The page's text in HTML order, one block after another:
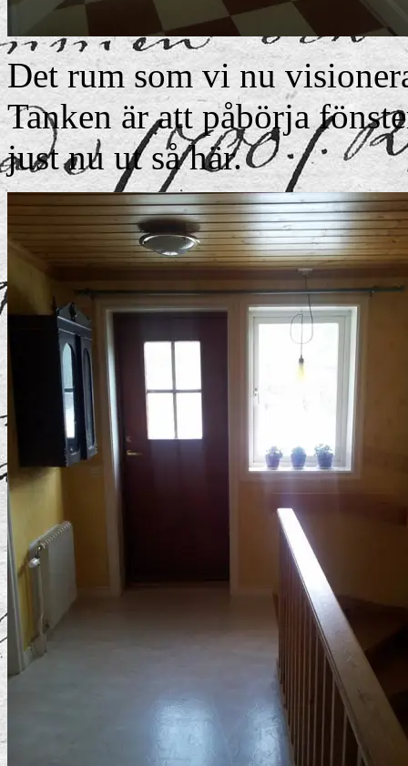
Det rum som vi nu
Tanken är att påbörja
just nu ut så här.